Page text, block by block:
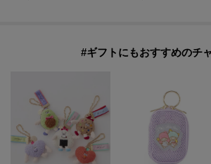
#ギフトにもおすすめのチ